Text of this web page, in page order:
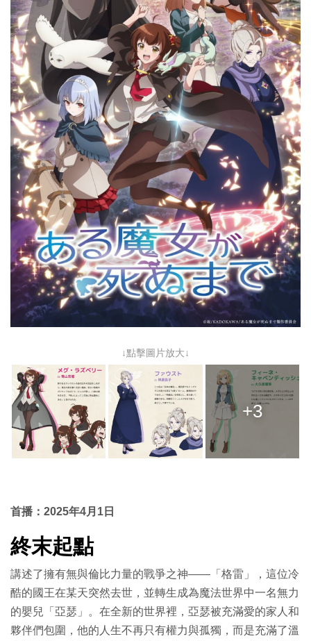
↓點擊圖片放大↓
+3
首播：2025年4月1日
終末起點
講述了擁有無與倫比力量的戰爭之神——「格雷」，這位冷
酷的國王在某天突然去世，並轉生成為魔法世界中一名無力
的嬰兒「亞瑟」。在全新的世界裡，亞瑟被充滿愛的家人和
夥伴們包圍，他的人生不再只有權力與孤獨，而是充滿了溫